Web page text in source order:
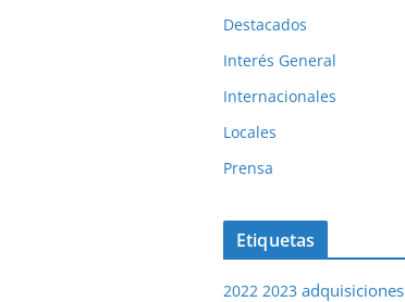
Destacados
Interés General
Internacionales
Locales
Prensa
Etiquetas
2022 2023 adquisiciones